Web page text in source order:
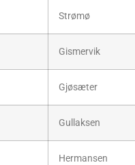
Strømø
Gismervik
Gjøsæter
Gullaksen
Hermansen